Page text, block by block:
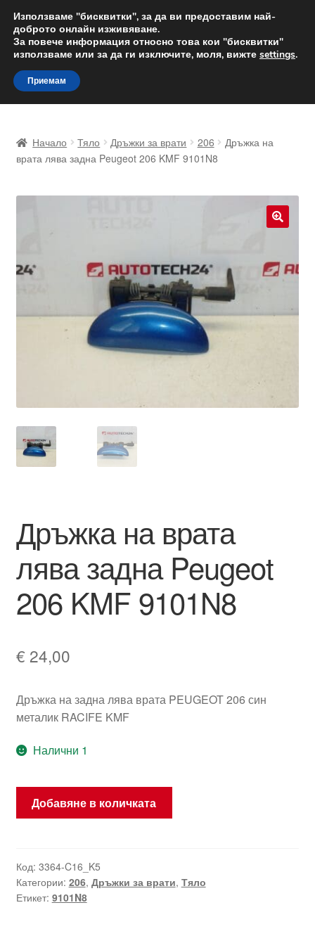
ДОСТАВКА от 12 лв.
Доставка по целия свят
Skip
to
navigation
Skip
to
content
Доставка по целия свят
Количка
Моята сметка
Правила и условия
Разгледайте
Транспорт
Начало Тяло Дръжки за врати 206
Дръжка на
врата лява задна Peugeot 206 KMF 9101N8
Дръжка на врата
лява задна Peugeot
206 KMF 9101N8
€ 24,00
Дръжка на задна лява врата PEUGEOT 206 син
металик RACIFE KMF
Налични 1
количество
врата
лява
задна
Добавяне в количката
Код: 3364-C16_K5
Категории: 206, Дръжки за врати, Тяло
Етикет: 9101N8
Използваме "бисквитки", за да ви предоставим най-
доброто онлайн изживяване.
За повече информация относно това кои "бисквитки"
използваме или за да ги изключите, моля, вижте settings.
Приемам